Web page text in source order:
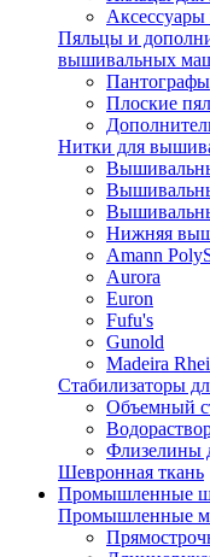
Аксессуары
Пяльцы и
вышивальных
Пантографы
Плоские
Нитки для
Нижняя
Amann
Aurora
Euron
Fufu's
Gunold
Madeira
Стабилизаторы
Объемный
Флизелины
Шевронная ткань
Промышленные
Промышленные